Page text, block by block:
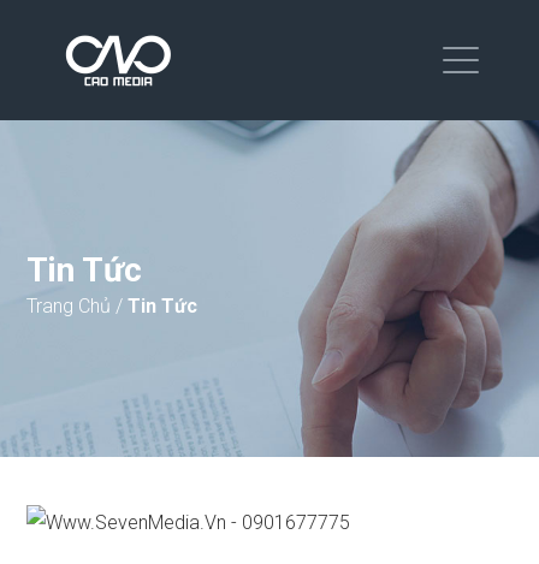
Tin Tức
Trang Chủ / Tin Tức